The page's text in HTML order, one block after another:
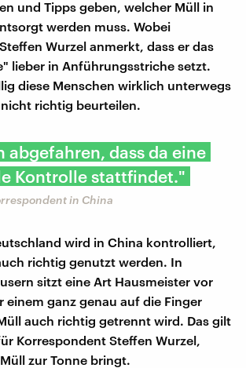
und Tipps geben, welcher Müll in
werden muss. Wobei
Wurzel anmerkt, dass er das
lieber in Anführungsstriche setzt.
diese Menschen wirklich unterwegs
richtig beurteilen.
abgefahren, dass da eine
Kontrolle stattfindet."
in China
wird in China kontrolliert,
richtig genutzt werden. In
sitzt eine Art Hausmeister vor
einem ganz genau auf die Finger
auch richtig getrennt wird. Das gilt
Korrespondent Steffen Wurzel,
zur Tonne bringt.